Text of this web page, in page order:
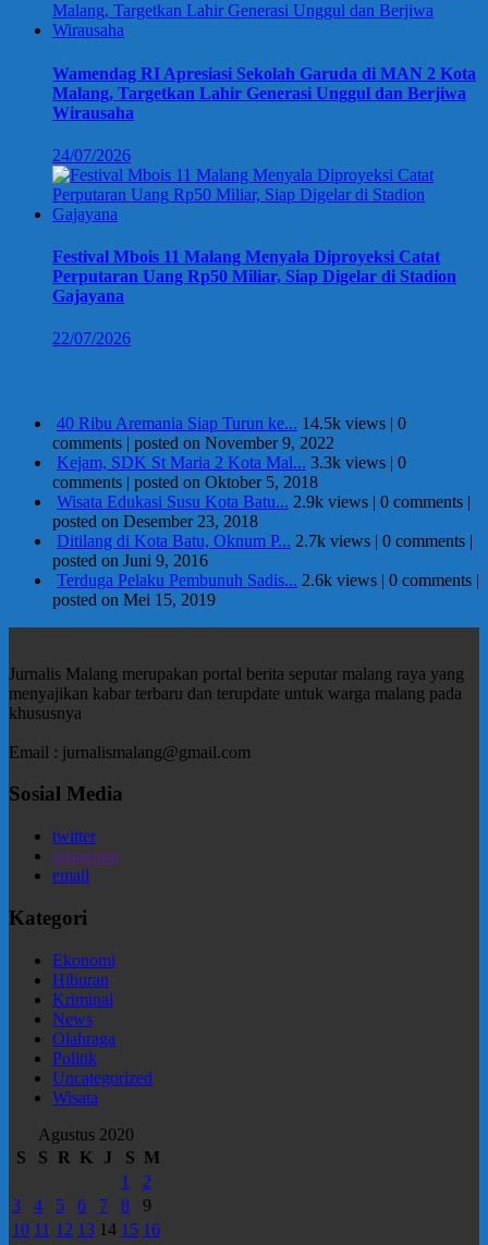
Wamendag RI Apresiasi Sekolah Garuda di MAN 2 Kota
Malang, Targetkan Lahir Generasi Unggul dan Berjiwa
Wirausaha
24/07/2026
Festival Mbois 11 Malang Menyala Diproyeksi Catat
Perputaran Uang Rp50 Miliar, Siap Digelar di Stadion
Gajayana
22/07/2026
40 Ribu Aremania Siap Turun ke... 14.5k views | 0
comments | posted on November 9, 2022
Kejam, SDK St Maria 2 Kota Mal... 3.3k views | 0
comments | posted on Oktober 5, 2018
Wisata Edukasi Susu Kota Batu... 2.9k views | 0 comments |
posted on Desember 23, 2018
Ditilang di Kota Batu, Oknum P... 2.7k views | 0 comments |
posted on Juni 9, 2016
Terduga Pelaku Pembunuh Sadis... 2.6k views | 0 comments |
posted on Mei 15, 2019
Jurnalis Malang merupakan portal berita seputar malang raya yang
menyajikan kabar terbaru dan terupdate untuk warga malang pada
khususnya
Email : jurnalismalang@gmail.com
Sosial Media
twitter
instagram
email
Kategori
Ekonomi
Hiburan
Kriminal
News
Olahraga
Politik
Uncategorized
Wisata
Agustus 2020
S
S R K J S M
1
2
3
4 5 6 7 8
9
10 11 12 13 14 15 16